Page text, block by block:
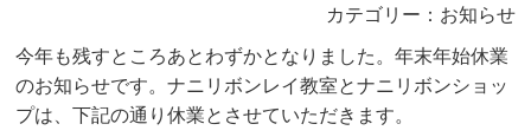
カテゴリー：お知らせ
今年も残すところあとわずかとなりました。年末年始休業
のお知らせです。ナニリボンレイ教室とナニリボンショッ
プは、下記の通り休業とさせていただきます。